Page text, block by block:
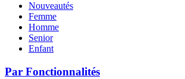
Nouveautés
Femme
Homme
Senior
Enfant
Par Fonctionnalités